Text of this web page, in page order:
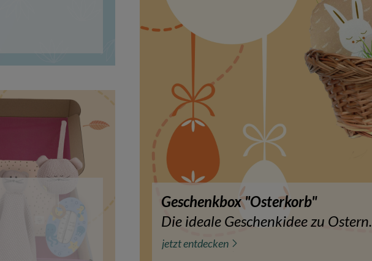
Geschenkbox "Osterkorb"
Die ideale Geschenkidee zu Ostern.
jetzt entdecken